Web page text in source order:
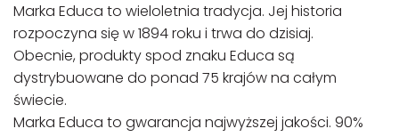
Marka Educa to wieloletnia tradycja. Jej historia
rozpoczyna się w 1894 roku i trwa do dzisiaj.
Obecnie, produkty spod znaku Educa są
dystrybuowane do ponad 75 krajów na całym
świecie.
Marka Educa to gwarancja najwyższej jakości. 90%